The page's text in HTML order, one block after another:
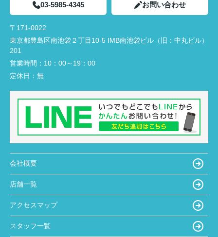
03-5985-4345 お問い合わせ
〒171-0022
東京都豊島区南池袋２丁目10-5 IMB南池袋ビル（旧：中丸ビル）
201
営業時間： 10：00～19：00
定休日： 無
会社概要
店舗一覧
アクセスマップ
スタッフ一覧